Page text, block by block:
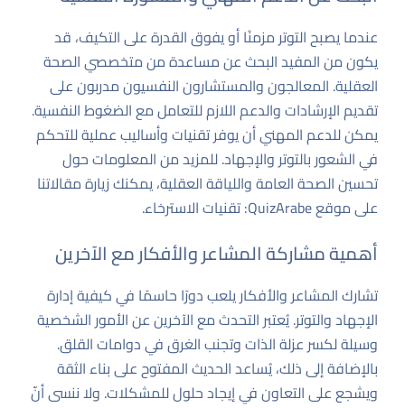
عندما يصبح التوتر مزمنًا أو يفوق القدرة على التكيف، قد
يكون من المفيد البحث عن مساعدة من متخصصي الصحة
العقلية. المعالجون والمستشارون النفسيون مدربون على
تقديم الإرشادات والدعم اللازم للتعامل مع الضغوط النفسية.
يمكن للدعم المهني أن يوفر تقنيات وأساليب عملية للتحكم
في الشعور بالتوتر والإجهاد. للمزيد من المعلومات حول
تحسين الصحة العامة واللياقة العقلية، يمكنك زيارة مقالاتنا
على موقع QuizArabe:
تقنيات الاسترخاء.
أهمية مشاركة المشاعر والأفكار مع الآخرين
تشارك المشاعر والأفكار يلعب دورًا حاسمًا في كيفية إدارة
الإجهاد والتوتر. يُعتبر التحدث مع الآخرين عن الأمور الشخصية
وسيلة لكسر عزلة الذات وتجنب الغرق في دوامات القلق.
بالإضافة إلى ذلك، يُساعد الحديث المفتوح على بناء الثقة
ويشجع على التعاون في إيجاد حلول للمشكلات. ولا ننسى أنّ